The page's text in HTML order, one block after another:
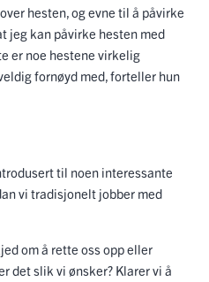
hesten, og evne til å påvirke
jeg kan påvirke hesten med
er noe hestene virkelig
fornøyd med, forteller hun
til noen interessante
vi tradisjonelt jobber med
om å rette oss opp eller
det slik vi ønsker? Klarer vi å